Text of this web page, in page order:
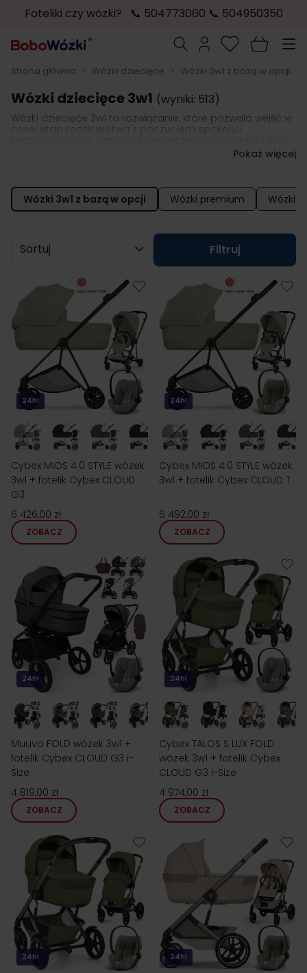
Foteliki czy wózki? 📞 504773060 📞 504950350
Szukaj
Strona główna > Wózki dziecięce > Wózki 3w1 z bazą w opcji
Wózki dziecięce 3w1 (wyniki: 513)
Wózki dziecięce 3w1 to rozwiązanie, które pozwala wejść w
nowy etap rodzicielstwa z poczuciem spokoju i
oddzielnych elementów, dostajesz gotowy, przemyślany
samochodowy,który zadba o bezpieczną pierwszą
podróż ze szpitala i wszystkie następne wyjazdy.
Pokaż więcej
Wózki 3w1 z bazą w opcji Wózki premium Wózki
Sortuj wg
Filtruj
24h!
Cybex MIOS 4.0 STYLE wózek
3w1 + fotelik Cybex CLOUD
G3
6 426,00 zł
ZOBACZ
24h!
Cybex MIOS 4.0 STYLE wózek
3w1 + fotelik Cybex CLOUD T
6 492,00 zł
ZOBACZ
24h!
Muuvo FOLD wózek 3w1 +
fotelik Cybex CLOUD G3 i-
Size
4 819,00 zł
ZOBACZ
24h!
Cybex TALOS S LUX FOLD
wózek 3w1 + fotelik Cybex
CLOUD G3 i-Size
4 974,00 zł
ZOBACZ
24h! 24h!